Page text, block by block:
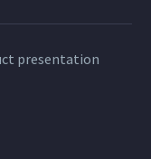
presentation